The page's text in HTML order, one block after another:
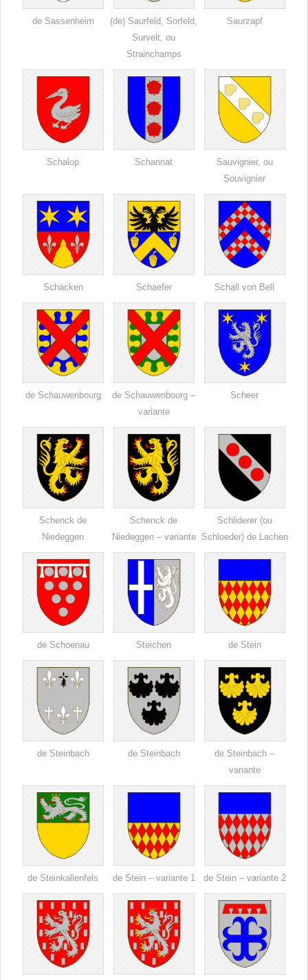
de Sassenheim
(de) Saurfeld, Sorfeld,
Survelt, ou
Strainchamps
Saurzapf
Schalop Schannat
Sauvignier, ou
Souvignier
Schacken Schaefer Schall von Bell
de Schauwenbourg
de Schauwenbourg –
variante
Scheer
Schenck de
Niedeggen
Schenck de
Niedeggen – variante
Schliderer (ou
Schloeder) de Lachen
de Schoenau Steichen de Stein
de Steinbach de Steinbach
de Steinbach –
variante
de Steinkallenfels de Stein – variante 1 de Stein – variante 2